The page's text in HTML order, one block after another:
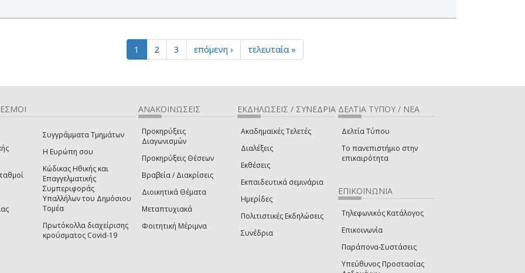
1 2 3 επόμενη › τελευταία »
Συγγράμματα Τμημάτων
Η Ευρώπη σου
Κώδικας Ηθικής και
Επαγγελματικής
Συμπεριφοράς
Υπαλλήλων του Δημόσιου
Τομέα
Πρωτόκολλα διαχείρισης
κρούσματος Covid-19
ΑΝΑΚΟΙΝΩΣΕΙΣ
Προκηρύξεις
Διαγωνισμών
Προκηρύξεις Θέσεων
Βραβεία / Διακρίσεις
Διοικητικά Θέματα
Μεταπτυχιακά
Φοιτητική Μέριμνα
ΕΚΔΗΛΩΣΕΙΣ / ΣΥΝΕΔΡΙΑ
Ακαδημαϊκές Τελετές
Διαλέξεις
Εκθέσεις
Εκπαιδευτικά σεμινάρια
Ημερίδες
Πολιτιστικές Εκδηλώσεις
Συνέδρια
ΔΕΛΤΙΑ ΤΥΠΟΥ / ΝΕΑ
Δελτία Τύπου
Το πανεπιστήμιο στην
επικαιρότητα
ΕΠΙΚΟΙΝΩΝΙΑ
Τηλεφωνικός Κατάλογος
Επικοινωνία
Παράπονα-Συστάσεις
Υπεύθυνος Προστασίας